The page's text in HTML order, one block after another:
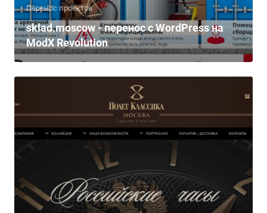
Перенос проектов
sklad.moscow - перенос с WordPress на
ModX Revolution